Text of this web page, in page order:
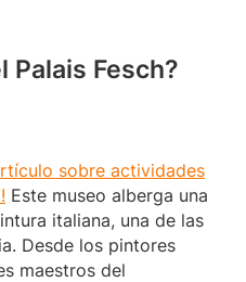
Palais Fesch?
sobre actividades
Este museo alberga una
italiana, una de las
Desde los pintores
maestros del